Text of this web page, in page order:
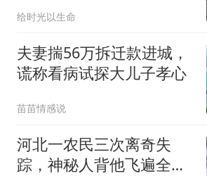
给时光以生命
夫妻揣56万拆迁款进城，
谎称看病试探大儿子孝心
苗苗情感说
河北一农民三次离奇失
踪，神秘人背他飞遍全中